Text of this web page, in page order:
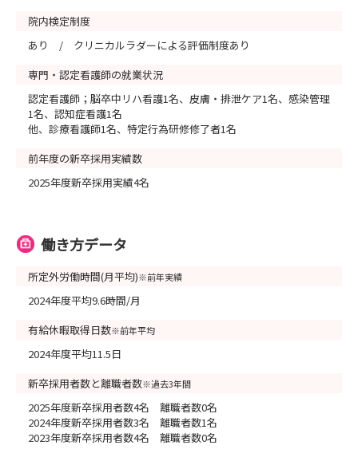
院内検定制度
あり / クリニカルラダーによる評価制度あり
専門・認定看護師の就業状況
認定看護師；脳卒中リハ看護1名、皮膚・排泄ケア1名、感染管理
1名、認知症看護1名
他、診療看護師1名、特定行為研修修了者1名
前年度の新卒採用実績数
2025年度新卒採用実績4名
働き方データ
所定外労働時間(月平均)※前年実績
2024年度平均9.6時間/月
有給休暇取得日数※前年平均
2024年度平均11.5日
新卒採用者数と離職者数※過去3年間
2025年度新卒採用者数4名 離職者数0名
2024年度新卒採用者数3名 離職者数1名
2023年度新卒採用者数4名 離職者数0名